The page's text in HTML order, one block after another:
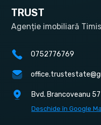
TRUST
Agenție imobiliară
0752776769
Bvd. Brancoveanu
Deschide în Google